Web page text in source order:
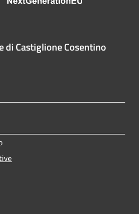
di Castiglione Cosentino